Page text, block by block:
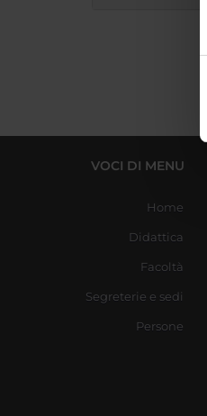
VOCI DI MENU
Home
Didattica
Facoltà
Segreterie e sedi
Persone